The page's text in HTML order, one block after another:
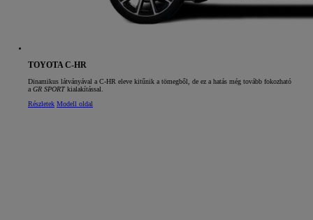
TOYOTA C-HR
Dinamikus látványával a C‑HR eleve kitűnik a tömegből, de ez a hatás még tovább fokozható
a GR SPORT kialakítással.
Részletek Modell oldal